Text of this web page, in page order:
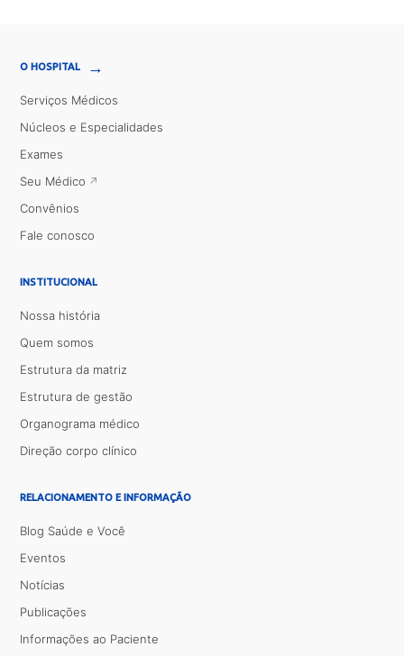
O HOSPITAL →
Serviços Médicos
Núcleos e Especialidades
Exames
Seu Médico
Convênios
Fale conosco
INSTITUCIONAL
Nossa história
Quem somos
Estrutura da matriz
Estrutura de gestão
Organograma médico
Direção corpo clínico
RELACIONAMENTO E INFORMAÇÃO
Blog Saúde e Você
Eventos
Notícias
Publicações
Informações ao Paciente